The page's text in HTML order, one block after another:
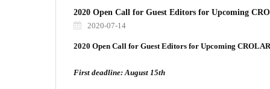
2020 Open Call for Guest Editors for Upcoming
2020-07-14
2020 Open Call for Guest Editors for Upcoming CROLAR
First deadline: August 15th